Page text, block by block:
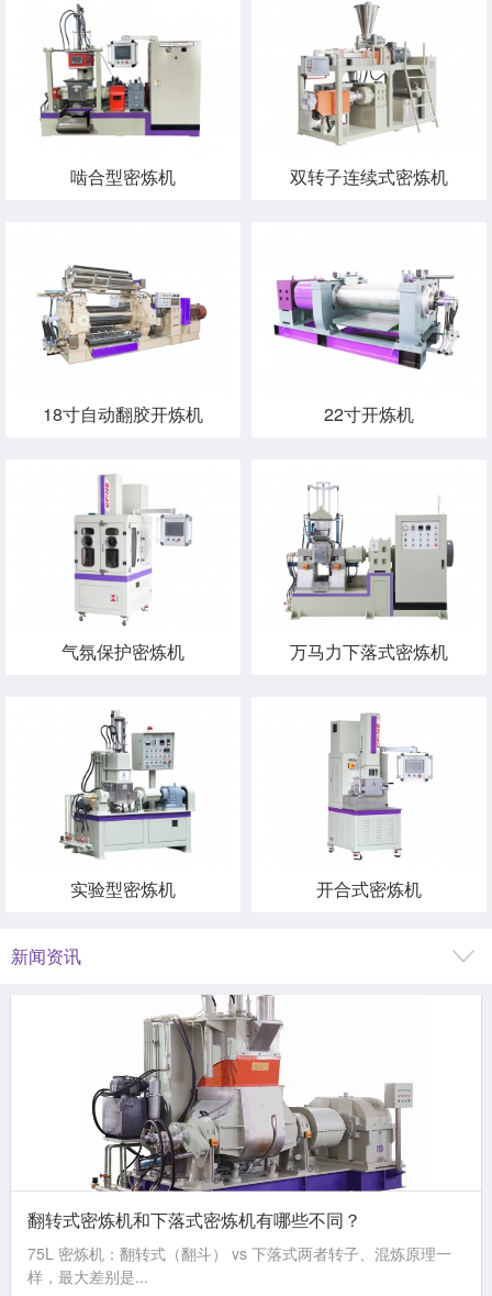
啮合型密炼机 双转子连续式密炼机
18寸自动翻胶开炼机 22寸开炼机
气氛保护密炼机 万马力下落式密炼机
实验型密炼机 开合式密炼机
新闻资讯
翻转式密炼机和下落式密炼机有哪些不同？
75L 密炼机：翻转式（翻斗） vs 下落式两者转子、混炼原理一
样，最大差别是...